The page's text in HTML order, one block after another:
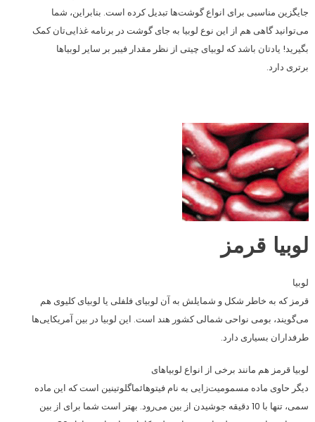
جایگزین مناسبی برای انواع گوشت‌ها تبدیل کرده است. بنابراین، شما
می‌توانید گاهی هم از این نوع لوبیا به جای گوشت در برنامه‌ غذایی‌تان کمک
بگیرید! یادتان باشد که لوبیای چیتی از نظر مقدار فیبر بر سایر لوبیاها
برتری دارد.
لوبیا قرمز
لوبیا
قرمز که به خاطر شکل و شمایلش به آن لوبیای فلفلی یا لوبیای کلیوی هم
می‌گویند، بومی نواحی شمالی کشور هند است. این لوبیا در بین آمریکایی‌ها
طرفداران بسیاری دارد.
لوبیا قرمز هم مانند برخی از انواع لوبیاهای
دیگر حاوی ماده مسمومیت‌زایی به نام فیتوهائماگلوتینین است که این ماده
سمی، تنها با 10 دقیقه جوشیدن از بین می‌رود. بهتر است شما برای از بین